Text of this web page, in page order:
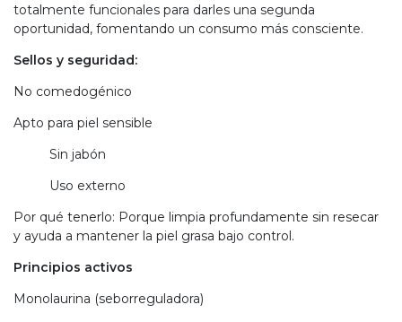
totalmente funcionales para darles una segunda
oportunidad, fomentando un consumo más consciente.
Sellos y seguridad:
No comedogénico
Apto para piel sensible
Sin jabón
Uso externo
Por qué tenerlo: Porque limpia profundamente sin resecar
y ayuda a mantener la piel grasa bajo control.
Principios activos
Monolaurina (seborreguladora)